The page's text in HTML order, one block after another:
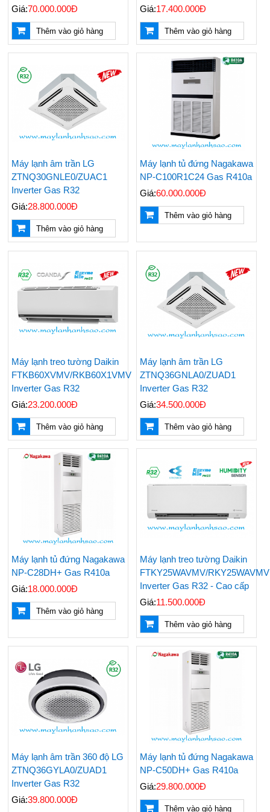
Giá:70.000.000Đ
Thêm vào giỏ hàng
Giá:17.400.000Đ
Thêm vào giỏ hàng
Máy lạnh âm trần LG
ZTNQ30GNLE0/ZUAC1
Inverter Gas R32
Giá:28.800.000Đ
Thêm vào giỏ hàng
Máy lạnh tủ đứng Nagakawa
NP-C100R1C24 Gas R410a
Giá:60.000.000Đ
Thêm vào giỏ hàng
Máy lạnh treo tường Daikin
FTKB60XVMV/RKB60X1VMV
Inverter Gas R32
Giá:23.200.000Đ
Thêm vào giỏ hàng
Máy lạnh âm trần LG
ZTNQ36GNLA0/ZUAD1
Inverter Gas R32
Giá:34.500.000Đ
Thêm vào giỏ hàng
Máy lạnh tủ đứng Nagakawa
NP-C28DH+ Gas R410a
Giá:18.000.000Đ
Thêm vào giỏ hàng
Máy lạnh treo tường Daikin
FTKY25WAVMV/RKY25WAVMV
Inverter Gas R32 - Cao cấp
Giá:11.500.000Đ
Thêm vào giỏ hàng
Máy lạnh âm trần 360 độ LG
ZTNQ36GYLA0/ZUAD1
Inverter Gas R32
Giá:39.800.000Đ
Máy lạnh tủ đứng Nagakawa
NP-C50DH+ Gas R410a
Giá:29.800.000Đ
Thêm vào giỏ hàng